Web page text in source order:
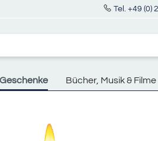
Tel. +49 (0)
Geschenke Bücher, Musik & Filme